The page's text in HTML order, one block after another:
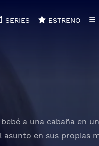
SERIES ESTRENO
a una cabaña en
en sus propias